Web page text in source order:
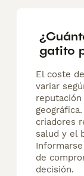
gatito
El coste
variar
criadores
salud y el
de
decisión.